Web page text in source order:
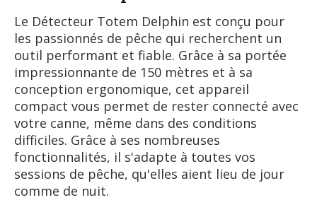
Le Détecteur Totem Delphin est conçu pour
les passionnés de pêche qui recherchent un
outil performant et fiable. Grâce à sa portée
impressionnante de 150 mètres et à sa
conception ergonomique, cet appareil
compact vous permet de rester connecté avec
votre canne, même dans des conditions
difficiles. Grâce à ses nombreuses
fonctionnalités, il s'adapte à toutes vos
sessions de pêche, qu'elles aient lieu de jour
comme de nuit.